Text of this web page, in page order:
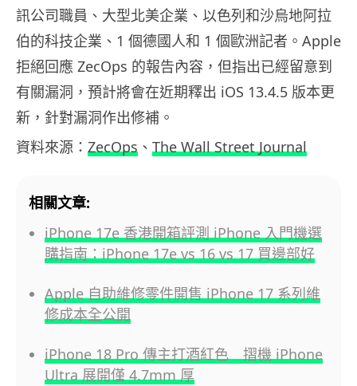
訊公司職員、大型北美企業、以色列和沙烏地阿拉
伯的科技企業、1 個德國人和 1 個歐洲記者。 Apple
拒絕回應 ZecOps 的報告內容，但指出已經留意到
有關漏洞，預計將會在近期釋出 iOS 13.4.5 版本更
新，針對漏洞作出修補。
資料來源： ZecOps 、 The Wall Street Journal
相關文章:
iPhone 17e 香港開箱評測 iPhone 入門機選
購指南：iPhone 17e vs 16 vs 17 買邊部好
Apple 自助維修零件開售 iPhone 17 系列維
修成本全公開
iPhone 18 Pro 傳主打酒紅色 摺機 iPhone
Ultra 展開僅 4.7mm 厚